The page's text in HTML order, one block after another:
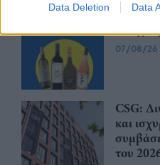
Data Deletion Data
07/08/26
CSG:
και
του